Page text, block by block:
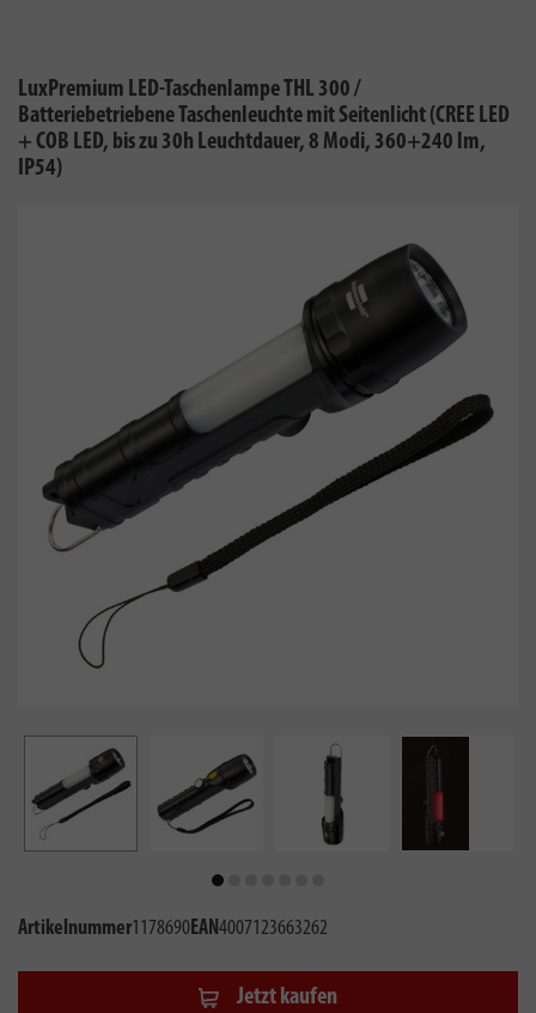
LuxPremium LED-Taschenlampe THL 300 /
Batteriebetriebene Taschenleuchte mit Seitenlicht (CREE LED
+ COB LED, bis zu 30h Leuchtdauer, 8 Modi, 360+240 lm,
IP54)
Artikelnummer1178690EAN4007123663262
Jetzt kaufen